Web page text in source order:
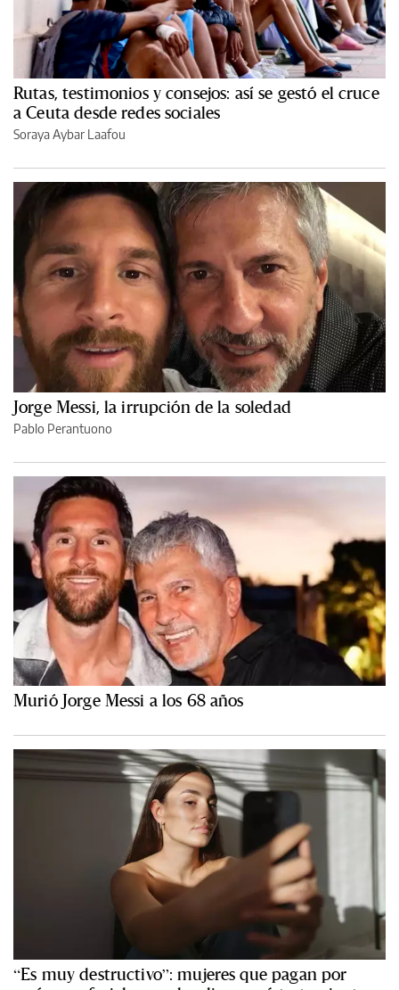
Rutas, testimonios y consejos: así se gestó el cruce
a Ceuta desde redes sociales
Soraya Aybar Laafou
Jorge Messi, la irrupción de la soledad
Pablo Perantuono
Murió Jorge Messi a los 68 años
“Es muy destructivo”: mujeres que pagan por